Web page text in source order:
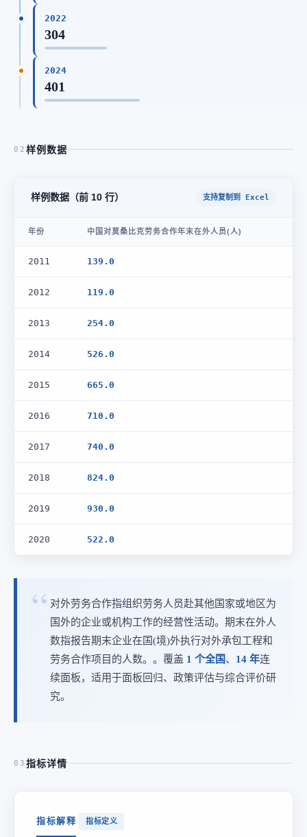
2022
304
2024
401
02 样例数据
样例数据（前 10 行） 支持复制到 Excel
年份 中国对莫桑比克劳务合作年末在外人员(人)
2011 139.0
2012 119.0
2013 254.0
2014 526.0
2015 665.0
2016 710.0
2017 740.0
2018 824.0
2019 930.0
2020 522.0
对外劳务合作指组织劳务人员赴其他国家或地区为
国外的企业或机构工作的经营性活动。期末在外人
数指报告期末企业在国(境)外执行对外承包工程和
劳务合作项目的人数。。覆盖 1 个全国、 14 年连
续面板，适用于面板回归、政策评估与综合评价研
究。
03 指标详情
指标解释 指标定义